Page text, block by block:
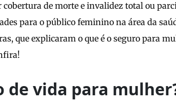
cobertura de morte e invalidez total ou
para o público feminino na área da
que explicaram o que é o seguro para
de vida para